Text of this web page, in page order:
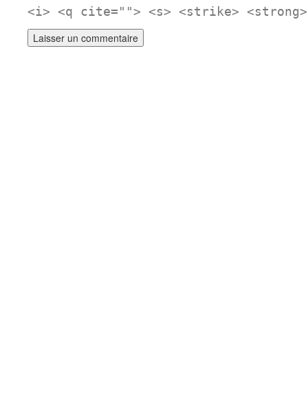
<i> <q cite=""> <s> <strike> <strong>